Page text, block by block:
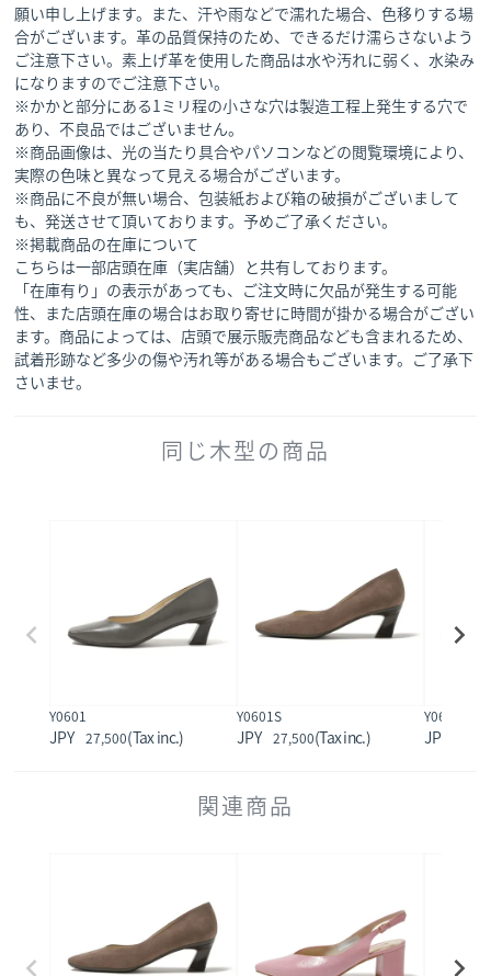
願い申し上げます。また、汗や雨などで濡れた場合、色移りする場
合がございます。革の品質保持のため、できるだけ濡らさないよう
ご注意下さい。素上げ革を使用した商品は水や汚れに弱く、水染み
になりますのでご注意下さい。
※かかと部分にある1ミリ程の小さな穴は製造工程上発生する穴で
あり、不良品ではございません。
※商品画像は、光の当たり具合やパソコンなどの閲覧環境により、
実際の色味と異なって見える場合がございます。
※商品に不良が無い場合、包装紙および箱の破損がございまして
も、発送させて頂いております。予めご了承ください。
※掲載商品の在庫について
こちらは一部店頭在庫（実店舗）と共有しております。
「在庫有り」の表示があっても、ご注文時に欠品が発生する可能
性、また店頭在庫の場合はお取り寄せに時間が掛かる場合がござい
ます。商品によっては、店頭で展示販売商品なども含まれるため、
試着形跡など多少の傷や汚れ等がある場合もございます。ご了承下
さいませ。
同じ木型の商品
Y0601
27,500
Y0601S
27,500
Y0602
関連商品